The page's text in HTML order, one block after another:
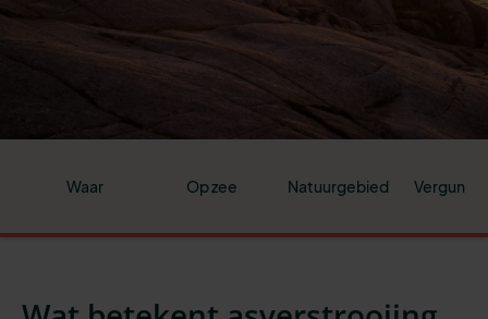
Waar Op zee Natuurgebied